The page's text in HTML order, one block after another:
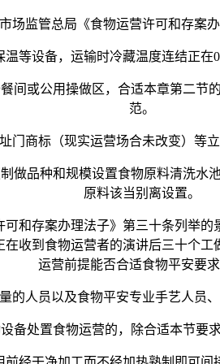
管总局《食物运营许可和存案
等设备，运输时冷藏温度连结正
或公用操做区，合适本章第二节
范。
标（现实运营场合未改变）等
品种和规模设置食物原料清洗水
原料该当别离设置。
存案办理法子》第三十条列举的
收到食物运营者的演讲后三十个
运营前提能否合适食物平安要求
人员以及食物平安专业手艺人员、
处置食物运营的，除合适本节要求